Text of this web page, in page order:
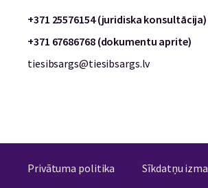
+371 25576154 (juridiska konsultācija)
+371 67686768 (dokumentu aprite)
tiesibsargs@tiesibsargs.lv
Privātuma politika Sīkdatņu